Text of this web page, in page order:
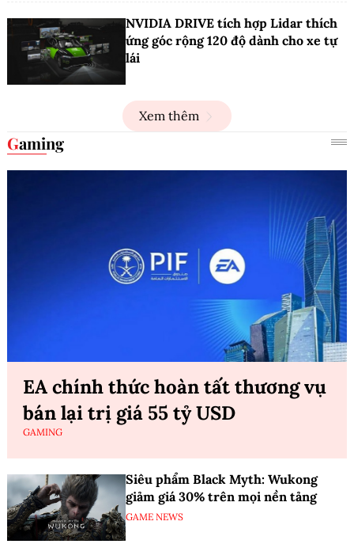
NVIDIA DRIVE tích hợp Lidar thích
ứng góc rộng 120 độ dành cho xe tự
lái
Xem thêm
Gaming
EA chính thức hoàn tất thương vụ
bán lại trị giá 55 tỷ USD
GAMING
Siêu phẩm Black Myth: Wukong
giảm giá 30% trên mọi nền tảng
GAME NEWS